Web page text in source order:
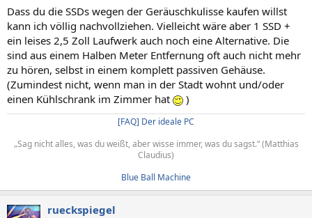
Dass du die SSDs wegen der Geräuschkulisse kaufen willst
kann ich völlig nachvollziehen. Vielleicht wäre aber 1 SSD +
ein leises 2,5 Zoll Laufwerk auch noch eine Alternative. Die
sind aus einem Halben Meter Entfernung oft auch nicht mehr
zu hören, selbst in einem komplett passiven Gehäuse.
(Zumindest nicht, wenn man in der Stadt wohnt und/oder
einen Kühlschrank im Zimmer hat
)
[FAQ] Der ideale PC
„Sag nicht alles, was du weißt, aber wisse immer, was du sagst.“ (Matthias
Claudius)​
Blue Ball Machine
rueckspiegel